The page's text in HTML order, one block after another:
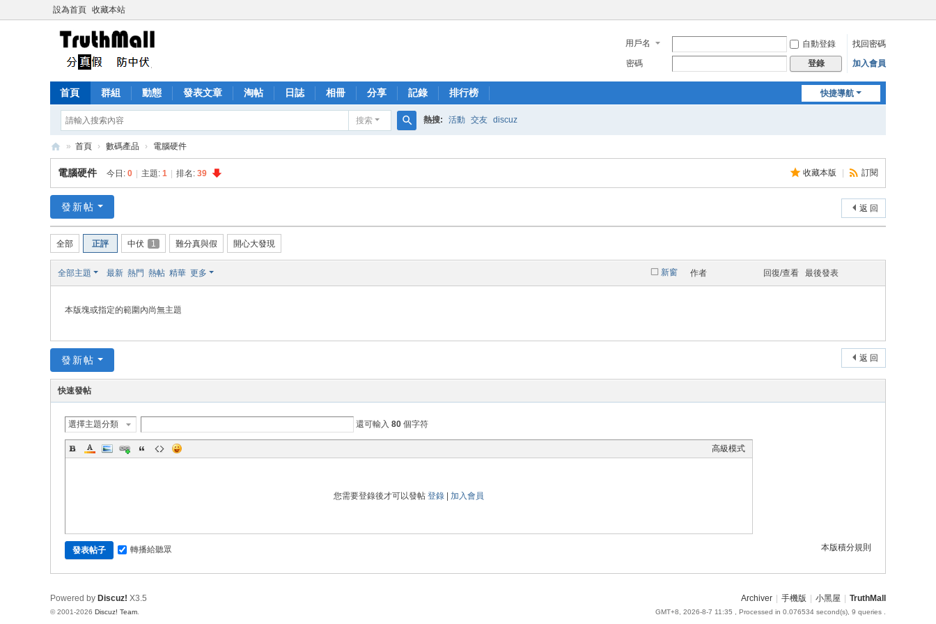
設為首頁 收藏本站
用戶名 自動登錄
找回密碼
密碼
登錄 加入會員
快捷導航
首頁 群組 動態 發表文章 淘帖 日誌 相冊 分享 記錄 排行榜
搜索
索
熱搜: 活動 交友 discuz
Tr
ut
M
all
» 首頁 › 數碼產品 › 電腦硬件
收藏本版 訂閱
電腦硬件 今日: 0 主題: 1 排名: 39
返 回
發新帖
全部 正評 中伏 1 難分真與假 開心大發現
新窗
全部主題 最新 熱門 熱帖 精華 更多 作者 回復/查看 最後發表
本版塊或指定的範圍內尚無主題
返 回
發新帖
快速發帖
選擇主題分類 還可輸入 80 個字符
高級模式
您需要登錄後才可以發帖 登錄 加入會員
本版積分規則
發表帖子 轉播給聽眾
Archiver 手機版 小黑屋 TruthMall
GMT+8, 2026-8-7 11:35 , Processed in 0.076534 second(s), 9 queries .
Powered by Discuz! X3.5
© 2001-2026 Discuz! Team